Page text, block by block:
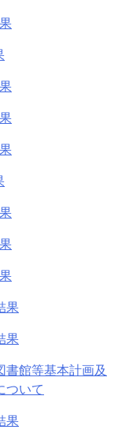
果
果
書館等基本計画及
ついて
果